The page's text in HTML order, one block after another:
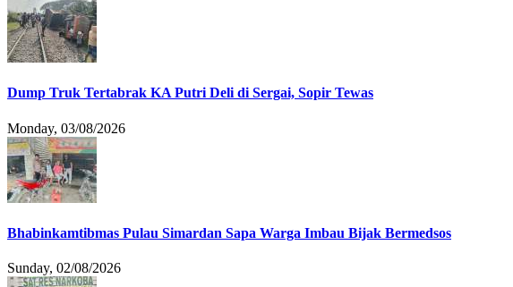
Dump Truk Tertabrak KA Putri Deli di Sergai, Sopir Tewas
Monday, 03/08/2026
Bhabinkamtibmas Pulau Simardan Sapa Warga Imbau Bijak Bermedsos
Sunday, 02/08/2026